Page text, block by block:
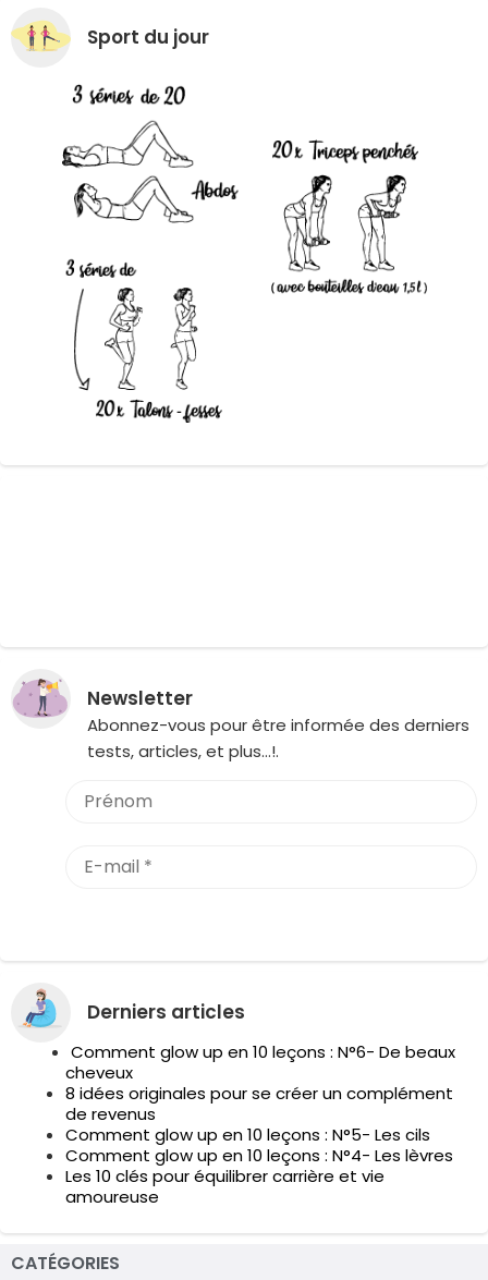
Sport du jour
Newsletter
Abonnez-vous pour être informée des derniers
tests, articles, et plus…!.
Derniers articles
Comment glow up en 10 leçons : N°6- De beaux
cheveux
8 idées originales pour se créer un complément
de revenus
Comment glow up en 10 leçons : N°5- Les cils
Comment glow up en 10 leçons : N°4- Les lèvres
Les 10 clés pour équilibrer carrière et vie
amoureuse
CATÉGORIES